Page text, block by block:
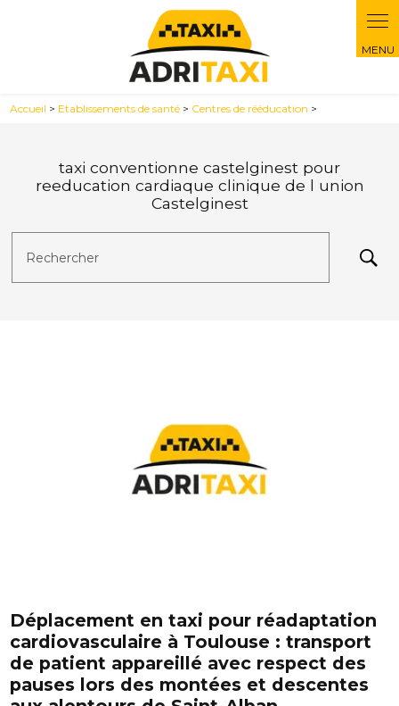
Accueil > Etablissements de santé > Centres de rééducation >
taxi conventionne castelginest pour
reeducation cardiaque clinique de l union
Castelginest
Rechercher
Déplacement en taxi pour réadaptation
cardiovasculaire à Toulouse : transport
de patient appareillé avec respect des
pauses lors des montées et descentes
Panneau de gestion des cookies